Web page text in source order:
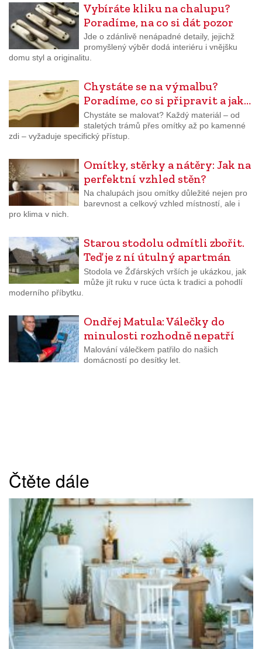
Vybíráte kliku na chalupu?
Poradíme, na co si dát pozor
Jde o zdánlivě nenápadné detaily, jejichž
promyšlený výběr dodá interiéru i vnějšku
domu styl a originalitu.
Chystáte se na výmalbu?
Poradíme, co si připravit a jak…
Chystáte se malovat? Každý materiál – od
staletých trámů přes omítky až po kamenné
zdi – vyžaduje specifický přístup.
Omítky, stěrky a nátěry: Jak na
perfektní vzhled stěn?
Na chalupách jsou omítky důležité nejen pro
barevnost a celkový vzhled místností, ale i
pro klima v nich.
Starou stodolu odmítli zbořit.
Teď je z ní útulný apartmán
Stodola ve Žďárských vrších je ukázkou, jak
může jít ruku v ruce úcta k tradici a pohodlí
moderního příbytku.
Ondřej Matula: Válečky do
minulosti rozhodně nepatří
Malování válečkem patřilo do našich
domácností po desítky let.
Čtěte dále